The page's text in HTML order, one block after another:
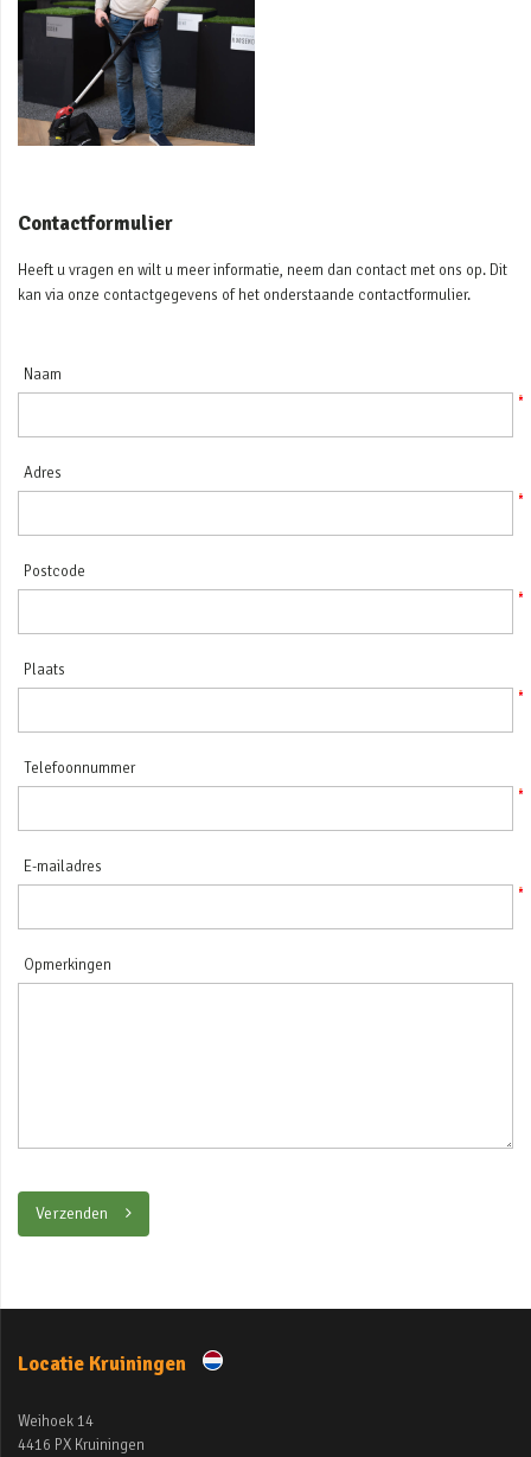
Contactformulier
Heeft u vragen en wilt u meer informatie, neem dan contact met ons op. Dit
kan via onze contactgegevens of het onderstaande contactformulier.
Naam
Adres
Postcode
Plaats
Telefoonnummer
E-mailadres
Opmerkingen
Verzenden
Locatie Kruiningen
Weihoek 14
4416 PX Kruiningen